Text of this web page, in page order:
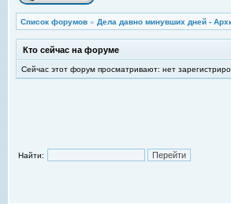
Список форумов » Дела давно минувших дней -
Кто сейчас на форуме
Сейчас этот форум просматривают: нет
Найти: